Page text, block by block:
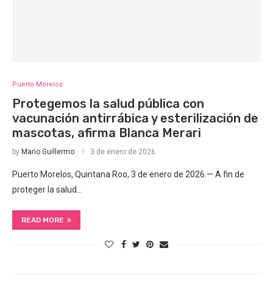
Puerto Morelos
Protegemos la salud pública con
vacunación antirrábica y esterilización de
mascotas, afirma Blanca Merari
by Mario Guillermo 3 de enero de 2026
Puerto Morelos, Quintana Roo, 3 de enero de 2026.— A fin de
proteger la salud…
READ MORE